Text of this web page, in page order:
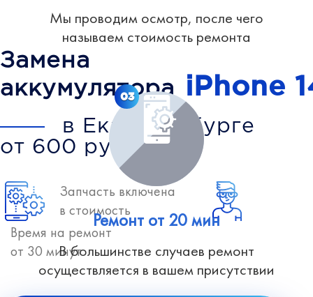
Замена
аккумулятора
iPhone
в Екатеринбурге
от 600 рублей
Запчасть включена
в стоимость
Время на ремонт
от 30 минут
Мы проводим осмотр, после чего
называем стоимость ремонта
03
Ремонт от 20 мин
В большинстве случаев ремонт
осуществляется в вашем присутствии